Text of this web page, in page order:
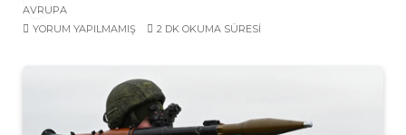
YORUM YAPILMAMIŞ 2 DK OKUMA SÜRESI